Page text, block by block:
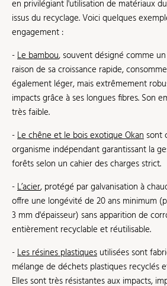
en privilégiant l'utilisation de matériaux
issus du recyclage. Voici quelques
engagement :
-Le bambou, souvent désigné comme
raison de sa croissance rapide,
également léger, mais extrêmement
impacts grâce à ses longues fibres. Son
très faible.
-Le chêne et le bois exotique Okan sont
organisme indépendant garantissant la
forêts selon un cahier des charges strict.
-L’acier, protégé par galvanisation à
offre une longévité de 20 ans minimum
3 mm d'épaisseur) sans apparition de
entièrement recyclable et réutilisable.
-Les résines plastiques utilisées sont
mélange de déchets plastiques recyclés
Elles sont très résistantes aux impacts,